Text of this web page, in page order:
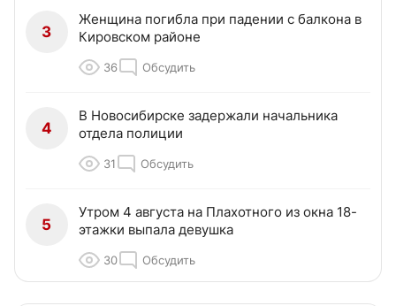
3
Женщина погибла при падении с балкона в
Кировском районе
36 Обсудить
4
В Новосибирске задержали начальника
отдела полиции
31 Обсудить
5
Утром 4 августа на Плахотного из окна 18-
этажки выпала девушка
30 Обсудить